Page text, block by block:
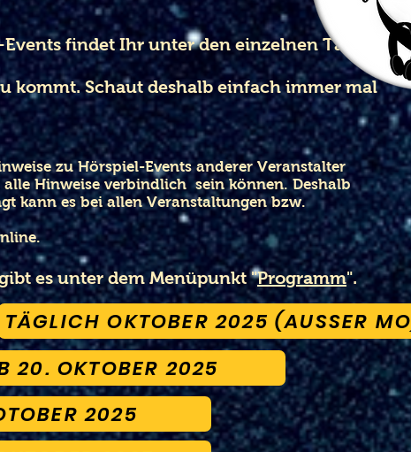
findet Ihr unter den einzelnen Tagen
kommt. Schaut deshalb einfach immer mal
zu Hörspiel-Events anderer Veranstalter
Hinweise verbindlich sein können. Deshalb
kann es bei allen Veranstaltungen bzw.
es unter dem Menüpunkt "Programm".
TÄGLICH OKTOBER 2025 (AUSSER MO)
20. OKTOBER 2025
2025